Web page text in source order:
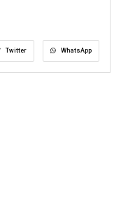
Twitter WhatsApp